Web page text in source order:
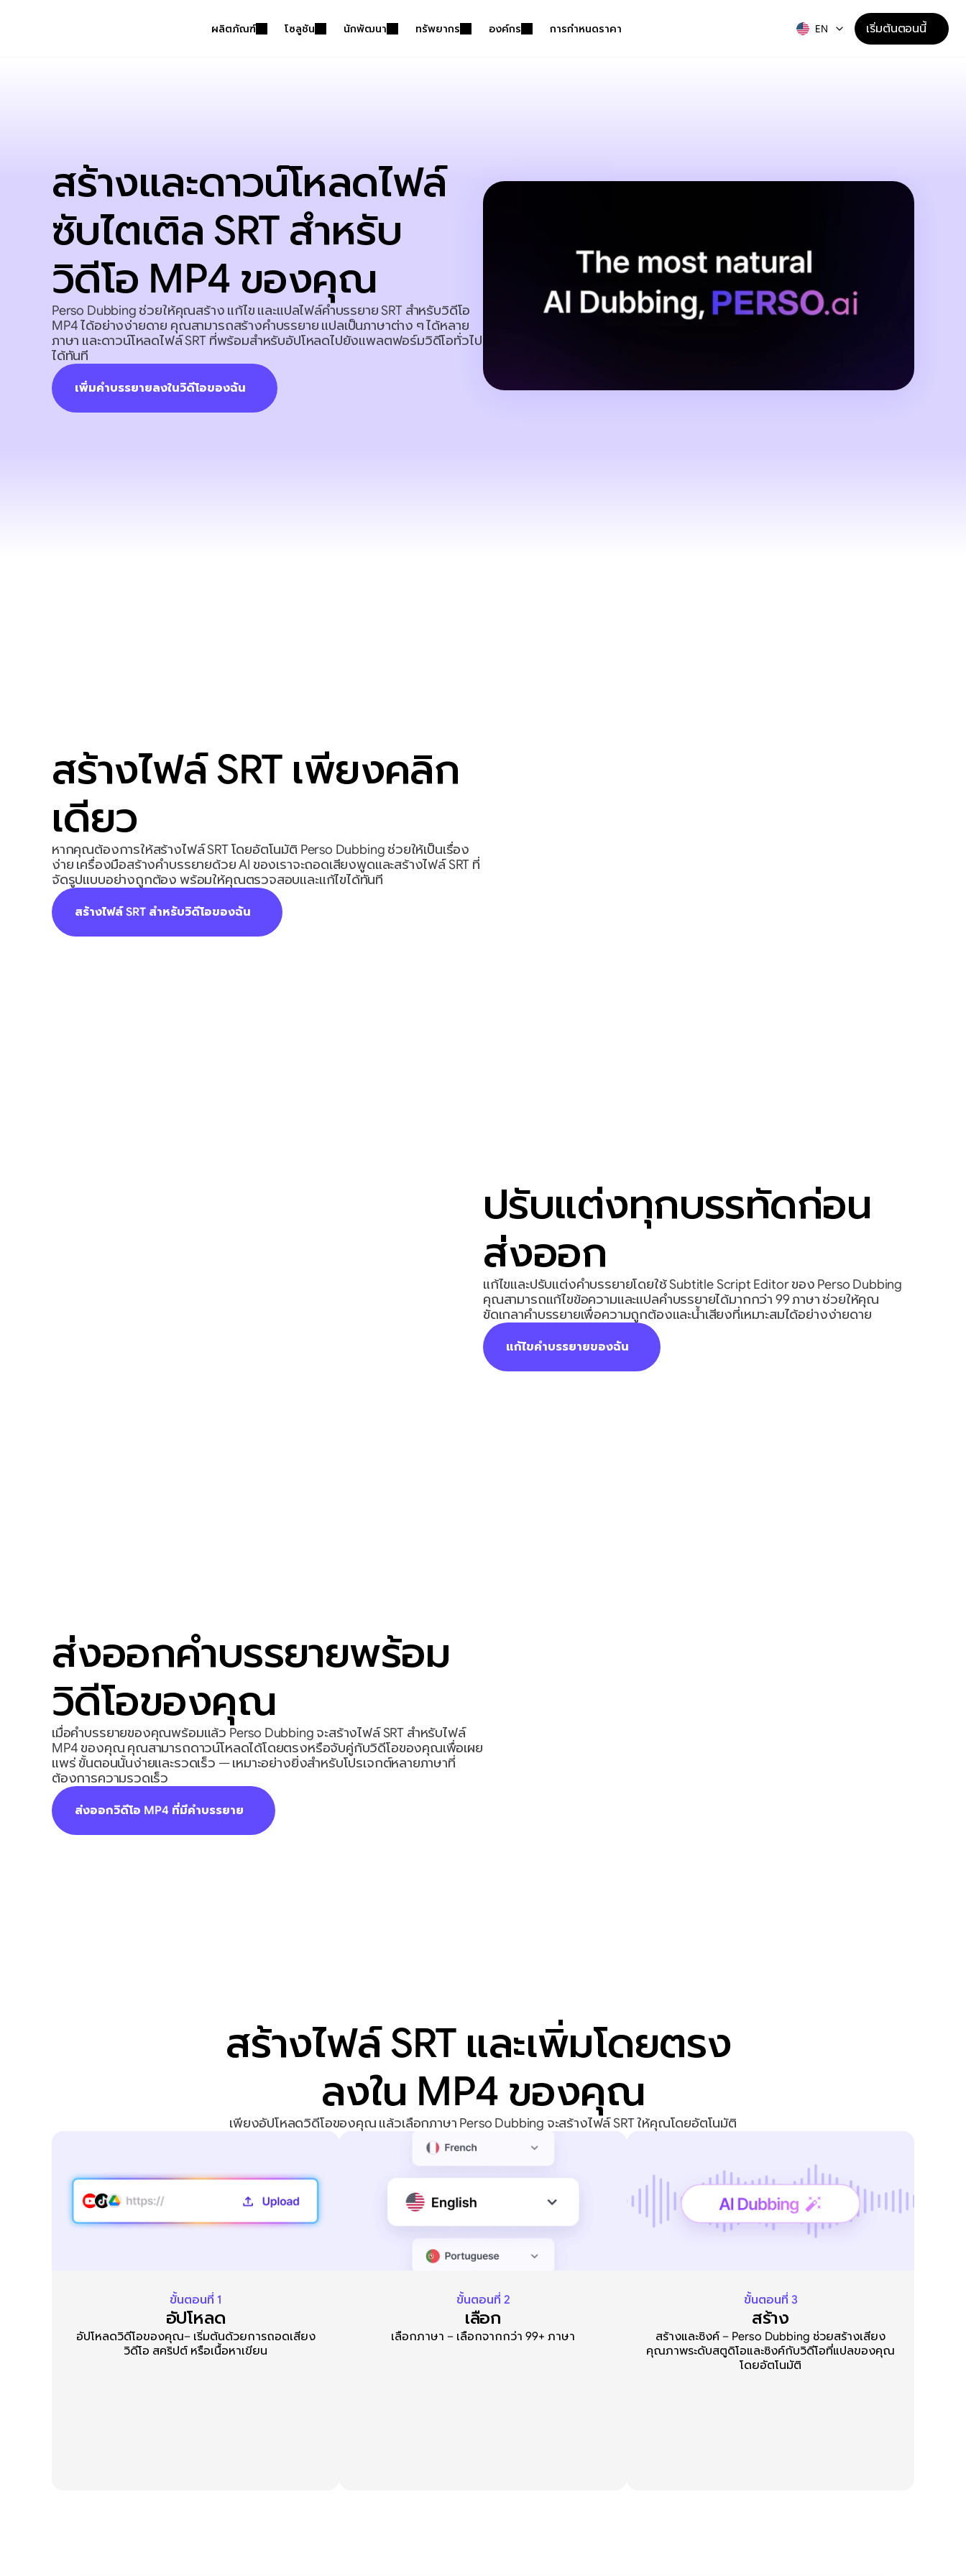
ผลิตภัณฑ์ โซลูชัน นักพัฒนา ทรัพยากร องค์กร การกำหนดราคา EN เริ่มต้นตอนนี้
สร้างและดาวน์โหลดไฟล์
ซับไตเติล SRT สำหรับ
วิดีโอ MP4 ของคุณ
Perso Dubbing ช่วยให้คุณสร้าง แก้ไข และแปลไฟล์คำบรรยาย SRT สำหรับวิดีโอ
MP4 ได้อย่างง่ายดาย คุณสามารถสร้างคำบรรยาย แปลเป็นภาษาต่าง ๆ ได้หลาย
ภาษา และดาวน์โหลดไฟล์ SRT ที่พร้อมสำหรับอัปโหลดไปยังแพลตฟอร์มวิดีโอทั่วไป
ได้ทันที
เพิ่มคำบรรยายลงในวิดีโอของฉัน
สร้างไฟล์ SRT เพียงคลิก
เดียว
หากคุณต้องการให้สร้างไฟล์ SRT โดยอัตโนมัติ Perso Dubbing ช่วยให้เป็นเรื่อง
ง่าย เครื่องมือสร้างคำบรรยายด้วย AI ของเราจะถอดเสียงพูดและสร้างไฟล์ SRT ที่
จัดรูปแบบอย่างถูกต้อง พร้อมให้คุณตรวจสอบและแก้ไขได้ทันที
สร้างไฟล์ SRT สำหรับวิดีโอของฉัน
ปรับแต่งทุกบรรทัดก่อน
ส่งออก
แก้ไขและปรับแต่งคำบรรยายโดยใช้ Subtitle Script Editor ของ Perso Dubbing
คุณสามารถแก้ไขข้อความและแปลคำบรรยายได้มากกว่า 99 ภาษา ช่วยให้คุณ
ขัดเกลาคำบรรยายเพื่อความถูกต้องและน้ำเสียงที่เหมาะสมได้อย่างง่ายดาย
แก้ไขคำบรรยายของฉัน
ส่งออกคำบรรยายพร้อม
วิดีโอของคุณ
เมื่อคำบรรยายของคุณพร้อมแล้ว Perso Dubbing จะสร้างไฟล์ SRT สำหรับไฟล์
MP4 ของคุณ คุณสามารถดาวน์โหลดได้โดยตรงหรือจับคู่กับวิดีโอของคุณเพื่อเผย
แพร่ ขั้นตอนนั้นง่ายและรวดเร็ว — เหมาะอย่างยิ่งสำหรับโปรเจกต์หลายภาษาที่
ต้องการความรวดเร็ว
ส่งออกวิดีโอ MP4 ที่มีคำบรรยาย
สร้างไฟล์ SRT และเพิ่มโดยตรง
ลงใน MP4 ของคุณ
เพียงอัปโหลดวิดีโอของคุณ แล้วเลือกภาษา Perso Dubbing จะสร้างไฟล์ SRT ให้คุณโดยอัตโนมัติ
ขั้นตอนที่ 1
อัปโหลด
อัปโหลดวิดีโอของคุณ– เริ่มต้นด้วยการถอดเสียง
วิดีโอ สคริปต์ หรือเนื้อหาเขียน
ขั้นตอนที่ 2
เลือก
เลือกภาษา – เลือกจากกว่า 99+ ภาษา
ขั้นตอนที่ 3
สร้าง
สร้างและซิงค์ – Perso Dubbing ช่วยสร้างเสียง
คุณภาพระดับสตูดิโอและซิงค์กับวิดีโอที่แปลของคุณ
โดยอัตโนมัติ